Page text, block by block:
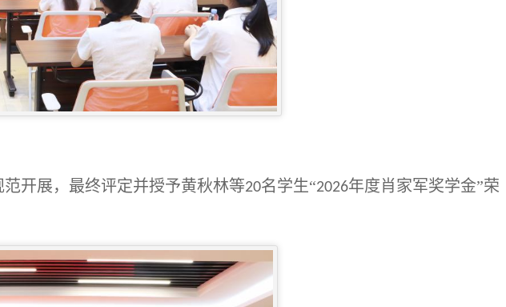
开展，最终评定并授予黄秋林等20名学生“2026年度肖家军奖学金”荣